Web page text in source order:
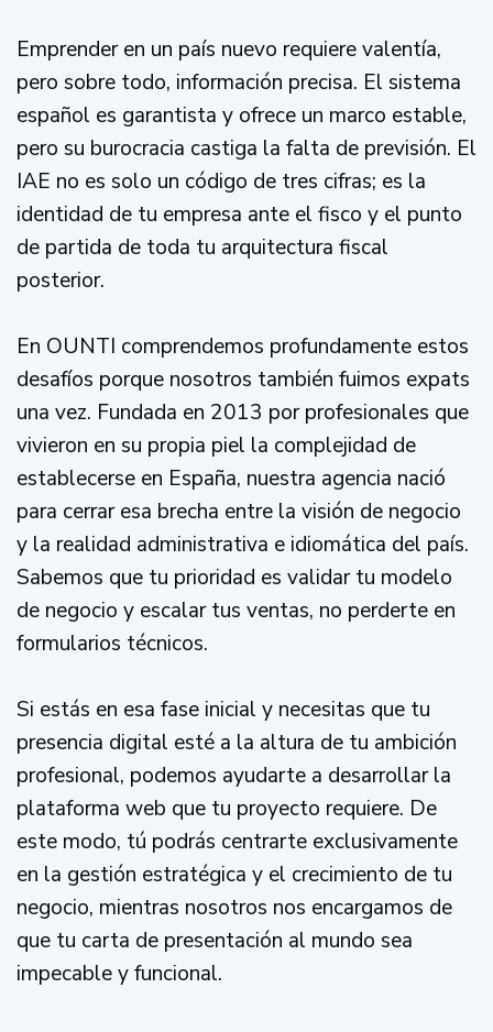
Emprender en un país nuevo requiere valentía,
pero sobre todo, información precisa. El sistema
español es garantista y ofrece un marco estable,
pero su burocracia castiga la falta de previsión. El
IAE no es solo un código de tres cifras; es la
identidad de tu empresa ante el fisco y el punto
de partida de toda tu arquitectura fiscal
posterior.
En OUNTI comprendemos profundamente estos
desafíos porque nosotros también fuimos expats
una vez. Fundada en 2013 por profesionales que
vivieron en su propia piel la complejidad de
establecerse en España, nuestra agencia nació
para cerrar esa brecha entre la visión de negocio
y la realidad administrativa e idiomática del país.
Sabemos que tu prioridad es validar tu modelo
de negocio y escalar tus ventas, no perderte en
formularios técnicos.
Si estás en esa fase inicial y necesitas que tu
presencia digital esté a la altura de tu ambición
profesional, podemos ayudarte a desarrollar la
plataforma web que tu proyecto requiere. De
este modo, tú podrás centrarte exclusivamente
en la gestión estratégica y el crecimiento de tu
negocio, mientras nosotros nos encargamos de
que tu carta de presentación al mundo sea
impecable y funcional.